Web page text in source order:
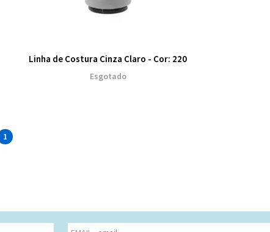
Linha de Costura Cinza Claro - Cor: 220
Esgotado
1